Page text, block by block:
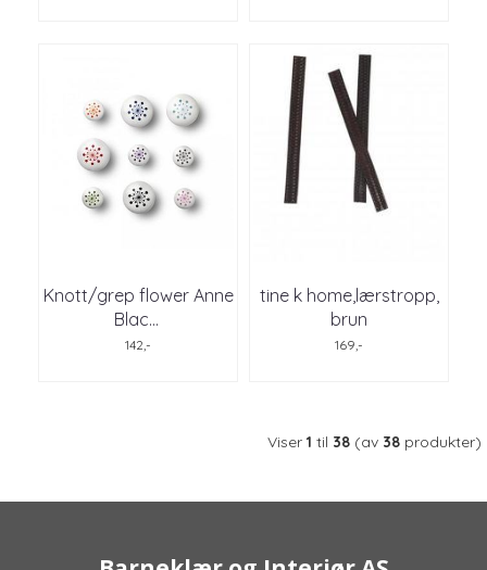
Knott/grep flower Anne
Blac...
142,-
tine k home,lærstropp,
brun
169,-
Viser 1 til 38 (av 38 produkter)